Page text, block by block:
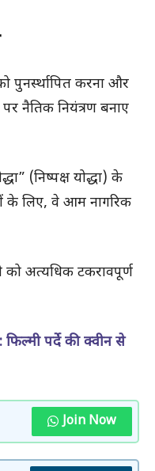
पुनर्स्थापित करना और
नैतिक नियंत्रण बनाए
(निष्पक्ष योद्धा) के
के लिए, वे आम नागरिक
अत्यधिक टकरावपूर्ण
फिल्मी पर्दे की क्वीन से
Join Now